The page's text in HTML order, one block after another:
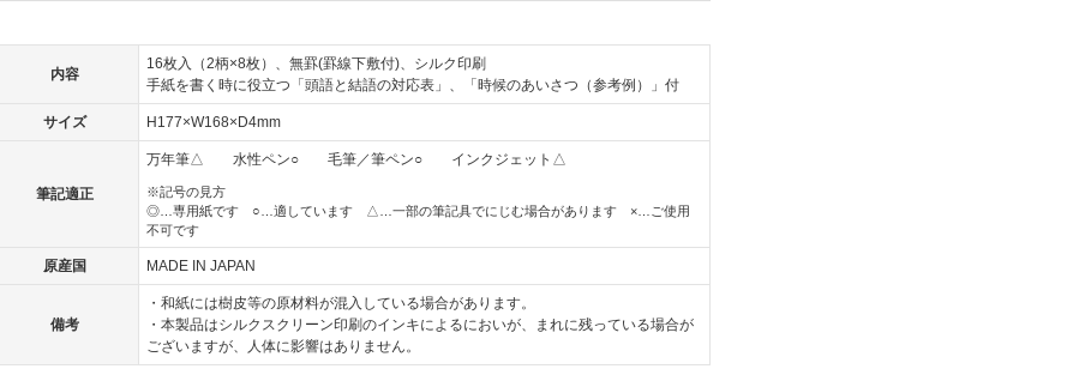
内容
16枚入（2柄×8枚）、無罫(罫線下敷付)、シルク印刷
手紙を書く時に役立つ「頭語と結語の対応表」、「時候のあいさつ（参考例）」付
サイズ H177×W168×D4mm
筆記適正
万年筆△ 水性ペン○ 毛筆／筆ペン○ インクジェット△
※記号の見方
◎…専用紙です ○…適しています △…一部の筆記具でにじむ場合があります ×…ご使用
不可です
原産国 MADE IN JAPAN
備考
・和紙には樹皮等の原材料が混入している場合があります。
・本製品はシルクスクリーン印刷のインキによるにおいが、まれに残っている場合が
ございますが、人体に影響はありません。